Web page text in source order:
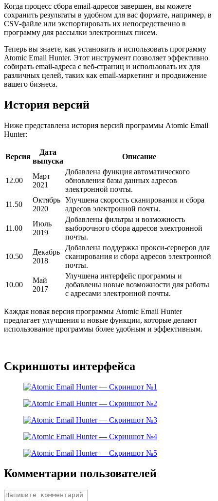
Когда процесс сбора email-адресов завершен, вы можете
сохранить результаты в удобном для вас формате, например, в
CSV-файле или экспортировать их непосредственно в
программу для рассылки электронных писем.
Теперь вы знаете, как установить и использовать программу
Atomic Email Hunter. Этот инструмент позволяет эффективно
собирать email-адреса с веб-страниц и использовать их для
различных целей, таких как email-маркетинг и продвижение
вашего бизнеса.
История версий
Ниже представлена история версий программы Atomic Email
Hunter:
Версия
Дата
выпуска
Описание
12.00
Март
2021
Добавлена функция автоматического
обновления базы данных адресов
электронной почты.
11.50
Октябрь
2020
Улучшена скорость сканирования и сбора
адресов электронной почты.
11.00
Июль
2019
Добавлены фильтры и возможность
выборочного сбора адресов электронной
почты.
10.50
Декабрь
2018
Добавлена поддержка прокси-серверов для
сканирования и сбора адресов электронной
почты.
10.00
Май
2017
Улучшена интерфейс программы и
добавлены новые возможности для работы
с адресами электронной почты.
Каждая новая версия программы Atomic Email Hunter
предлагает улучшения и новые функции, которые делают
использование программы более удобным и эффективным.
Скриншоты интерфейса
Комментарии пользователей